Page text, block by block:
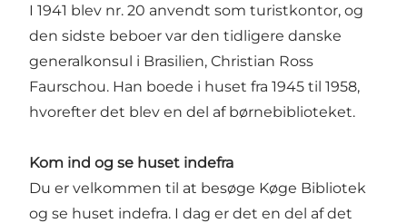
I 1941 blev nr. 20 anvendt som turistkontor, og
den sidste beboer var den tidligere danske
generalkonsul i Brasilien, Christian Ross
Faurschou. Han boede i huset fra 1945 til 1958,
hvorefter det blev en del af børnebiblioteket.
Kom ind og se huset indefra
Du er velkommen til at besøge Køge Bibliotek
og se huset indefra. I dag er det en del af det